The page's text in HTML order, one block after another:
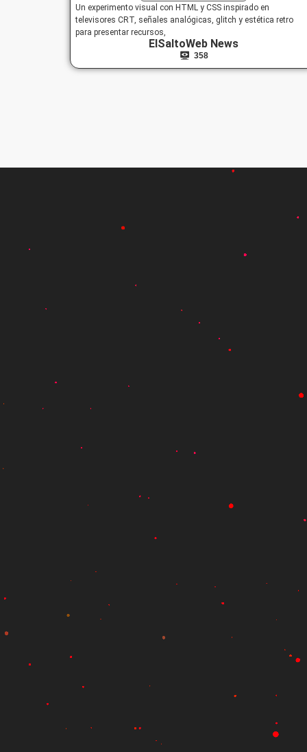
Un experimento visual con HTML y CSS inspirado en
televisores CRT, señales analógicas, glitch y estética retro
para presentar recursos,
ElSaltoWeb News
358